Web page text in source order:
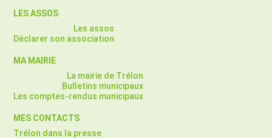
LES ASSOS
Les assos
Déclarer son association
MA MAIRIE
La mairie de Trélon
Bulletins municipaux
Les comptes-rendus municipaux
MES CONTACTS
Trélon dans la presse